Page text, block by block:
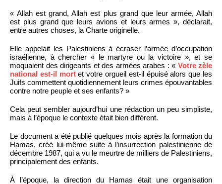
« Allah est grand, Allah est plus grand que leur armée, Allah
est plus grand que leurs avions et leurs armes », déclarait,
entre autres choses, la Charte originelle.
Elle appelait les Palestiniens à écraser l’armée d’occupation
israélienne, à chercher « le martyre ou la victoire », et se
moquaient des dirigeants et des armées arabes : « Votre zèle
national est-il mortet votre orgueil est-il épuisé alors que les
Juifs commettent quotidiennement leurs crimes épouvantables
contre notre peuple et ses enfants? »
Cela peut sembler aujourd’hui une rédaction un peu simpliste,
mais à l’époque le contexte était bien différent.
Le document a été publié quelques mois après la formation du
Hamas, créé lui-même suite à l’insurrection palestinienne de
décembre 1987, qui a vu le meurtre de milliers de Palestiniens,
principalement des enfants.
À l’époque, la direction du Hamas était une organisation